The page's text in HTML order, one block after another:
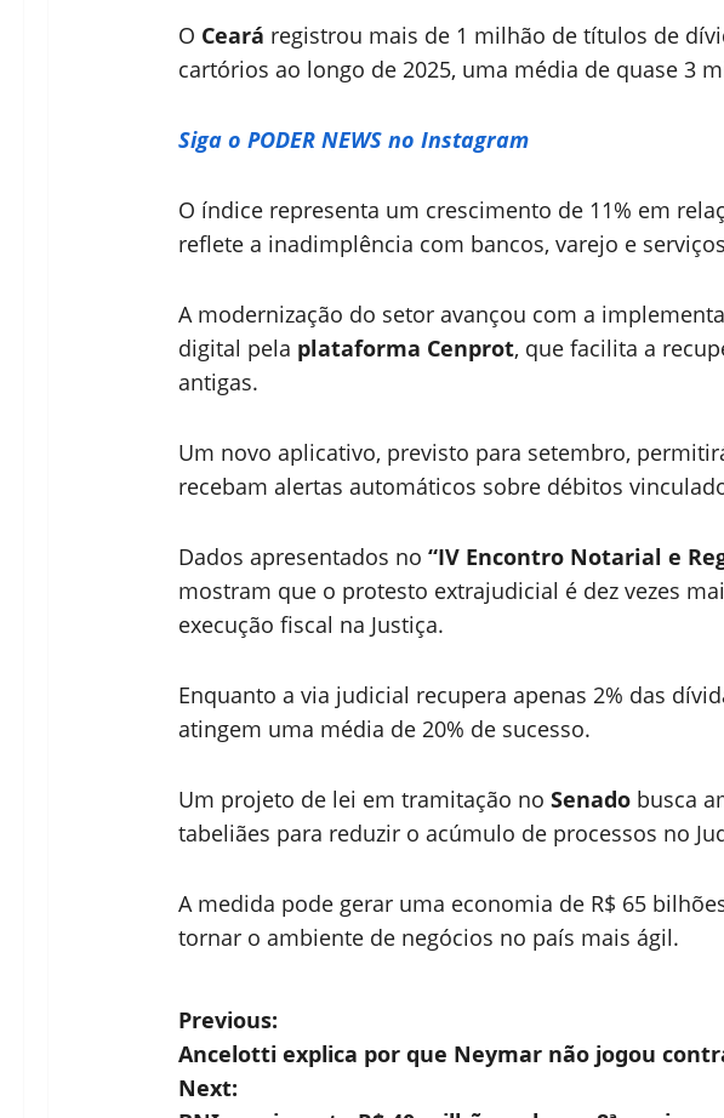
O Ceará registrou mais de 1 milhão de títulos de
cartórios ao longo de 2025, uma média de quase 3
Siga o PODER NEWS no Instagram
O índice representa um crescimento de 11% em
reflete a inadimplência com bancos, varejo e
A modernização do setor avançou com a
digital pela plataforma Cenprot, que facilita a
antigas.
Um novo aplicativo, previsto para setembro,
recebam alertas automáticos sobre débitos
Dados apresentados no “IV Encontro Notarial e
mostram que o protesto extrajudicial é dez vezes
execução fiscal na Justiça.
Enquanto a via judicial recupera apenas 2% das
atingem uma média de 20% de sucesso.
Um projeto de lei em tramitação no Senado busca
tabeliães para reduzir o acúmulo de processos no
A medida pode gerar uma economia de R$ 65
tornar o ambiente de negócios no país mais ágil.
P
o
Previous:
Ancelotti explica por que Neymar não jogou
Next: